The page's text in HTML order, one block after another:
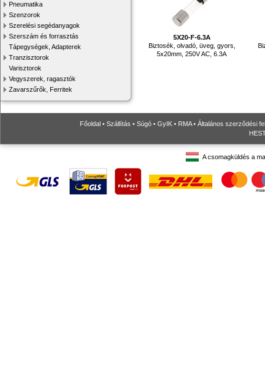
Pneumatika
Szenzorok
Szerelési segédanyagok
Szerszám és forrasztás
Tápegységek, Adapterek
Tranzisztorok
Varisztorok
Vegyszerek, ragasztók
Zavarszűrők, Ferritek
5X20-F-6.3A
Biztosék, olvadó, üveg, gyors,
5x20mm, 250V AC, 6.3A
Főoldal • Szállítás • Súgó • GyIK • RMA• Általános szerződési
A csomagküldés a